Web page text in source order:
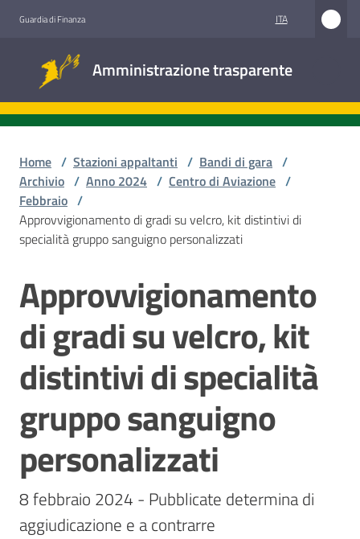
Guardia di Finanza ITA
Amministrazione trasparente
trasparente
Accesso
civico
appaltanti
Home / Stazioni appaltanti / Bandi di gara /
Archivio / Anno 2024 / Centro di Aviazione /
Febbraio /
Approvvigionamento di gradi su velcro, kit distintivi di
specialità gruppo sanguigno personalizzati
Salta al contenuto
Approvvigionamento
di gradi su velcro, kit
distintivi di specialità
gruppo sanguigno
personalizzati
8 febbraio 2024 - Pubblicate determina di
aggiudicazione e a contrarre